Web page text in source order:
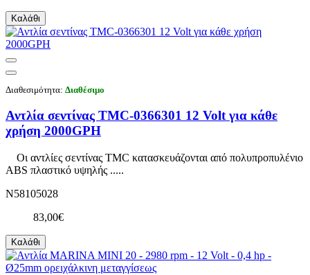
Καλάθι
Διαθεσιμότητα: Διαθέσιμο
Αντλία σεντίνας TMC-0366301 12 Volt για κάθε
χρήση 2000GPH
Οι αντλίες σεντίνας TMC κατασκευάζονται από πολυπροπυλένιο
ABS πλαστικό υψηλής .....
N58105028
83,00€
Καλάθι